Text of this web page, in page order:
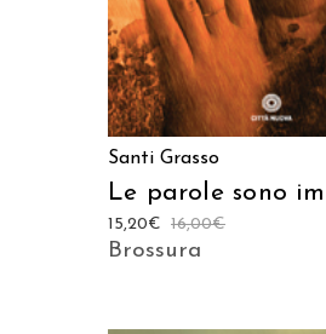
Santi Grasso
Le parole sono
16,00€
15,20€
Brossura